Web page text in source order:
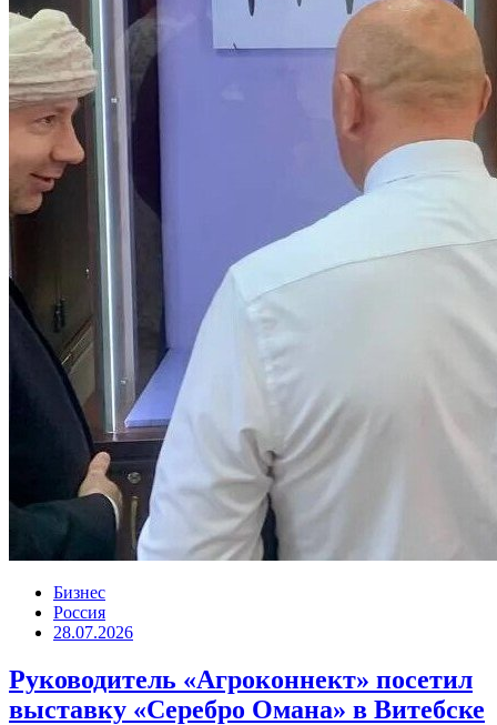
Бизнес
Россия
28.07.2026
Руководитель «Агроконнект» посетил
выставку «Серебро Омана» в Витебске